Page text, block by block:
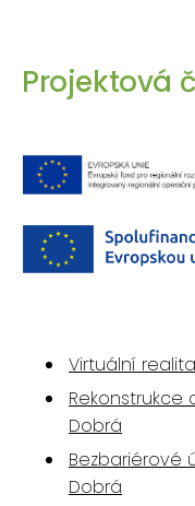
Projektová
Virtuální
Rekonstrukce
Dobrá
Bezbariérové
Dobrá